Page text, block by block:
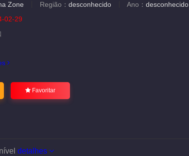
Zone Região： desconhecido Ano： desconhecido
02-29
Favoritar
detalhes